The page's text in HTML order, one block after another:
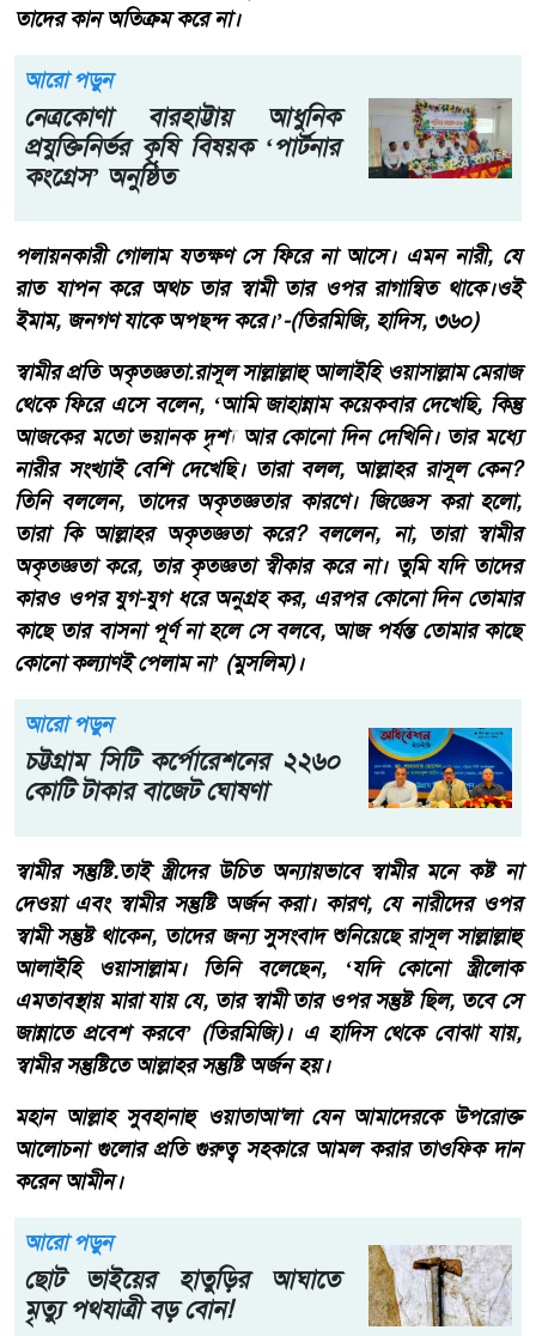
তাদের কান অতিক্রম করে না।
আরো পড়ুন
নেত্রকোণা বারহাট্টায় আধুনিক
প্রযুক্তিনির্ভর কৃষি বিষয়ক ‘পার্টনার
কংগ্রেস’ অনুষ্ঠিত
পলায়নকারী গোলাম যতক্ষণ সে ফিরে না আসে। এমন নারী, যে
রাত যাপন করে অথচ তার স্বামী তার ওপর রাগান্বিত থাকে।ওই
ইমাম, জনগণ যাকে অপছন্দ করে।’-(তিরমিজি, হাদিস, ৩৬০)
স্বামীর প্রতি অকৃতজ্ঞতা.রাসূল সাল্লাল্লাহু আলাইহি ওয়াসাল্লাম মেরাজ
থেকে ফিরে এসে বলেন, ‘আমি জাহান্নাম কয়েকবার দেখেছি, কিন্তু
আজকের মতো ভয়ানক দৃশ্য আর কোনো দিন দেখিনি। তার মধ্যে
নারীর সংখ্যাই বেশি দেখেছি। তারা বলল, আল্লাহর রাসূল কেন?
তিনি বললেন, তাদের অকৃতজ্ঞতার কারণে। জিজ্ঞেস করা হলো,
তারা কি আল্লাহর অকৃতজ্ঞতা করে? বললেন, না, তারা স্বামীর
অকৃতজ্ঞতা করে, তার কৃতজ্ঞতা স্বীকার করে না। তুমি যদি তাদের
কারও ওপর যুগ-যুগ ধরে অনুগ্রহ কর, এরপর কোনো দিন তোমার
কাছে তার বাসনা পূর্ণ না হলে সে বলবে, আজ পর্যন্ত তোমার কাছে
কোনো কল্যাণই পেলাম না’ (মুসলিম)।
আরো পড়ুন
চট্টগ্রাম সিটি কর্পোরেশনের ২২৬০
কোটি টাকার বাজেট ঘোষণা
স্বামীর সন্তুষ্টি.তাই স্ত্রীদের উচিত অন্যায়ভাবে স্বামীর মনে কষ্ট না
দেওয়া এবং স্বামীর সন্তুষ্টি অর্জন করা। কারণ, যে নারীদের ওপর
স্বামী সন্তুষ্ট থাকেন, তাদের জন্য সুসংবাদ শুনিয়েছে রাসূল সাল্লাল্লাহু
আলাইহি ওয়াসাল্লাম। তিনি বলেছেন, ‘যদি কোনো স্ত্রীলোক
এমতাবস্থায় মারা যায় যে, তার স্বামী তার ওপর সন্তুষ্ট ছিল, তবে সে
জান্নাতে প্রবেশ করবে’ (তিরমিজি)। এ হাদিস থেকে বোঝা যায়,
স্বামীর সন্তুষ্টিতে আল্লাহর সন্তুষ্টি অর্জন হয়।
মহান আল্লাহ সুবহানাহু ওয়াতাআ'লা যেন আমাদেরকে উপরোক্ত
আলোচনা গুলোর প্রতি গুরুত্ব সহকারে আমল করার তাওফিক দান
করেন আমীন।
আরো পড়ুন
ছোট ভাইয়ের হাতুড়ির আঘাতে
মৃত্যু পথযাত্রী বড় বোন! ‎